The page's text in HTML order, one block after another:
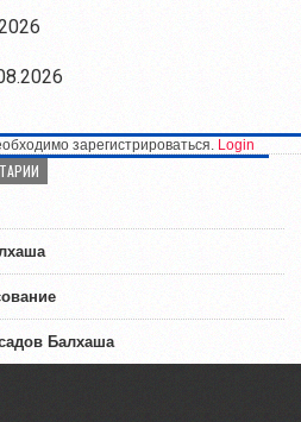
зарегистрироваться. Login
Балхаша